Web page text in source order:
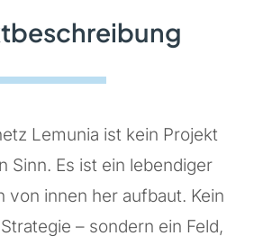
Lemunia ist kein Projekt
Sinn. Es ist ein lebendiger
von innen her aufbaut. Kein
– sondern ein Feld,